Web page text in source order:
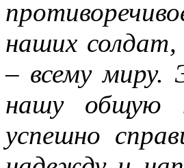
наших
– всему миру.
нашу общую
успешно